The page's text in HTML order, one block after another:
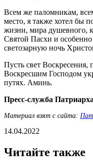
Всем же паломникам,
место, я также хотел бы
жизни, мира душевного,
Святой Пасхи и
светозарную ночь
Пусть свет Воскресения,
Воскресшим Господом
путях. Аминь.
Пресс-служба
Материал взят с сайта:
14.04.2022
Читайте также